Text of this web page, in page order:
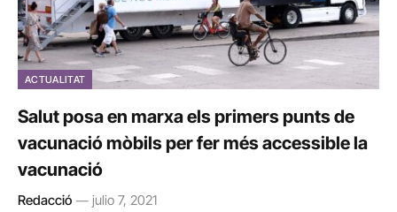
ACTUALITAT
Salut posa en marxa els primers punts de
vacunació mòbils per fer més accessible la
vacunació
Redacció julio 7, 2021